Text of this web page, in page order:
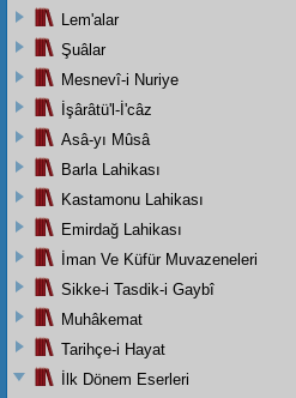
Lem'alar
Şuâlar
Mesnevî-i Nuriye
İşârâtü'l-İ'câz
Asâ-yı Mûsâ
Barla Lahikası
Kastamonu Lahikası
Emirdağ Lahikası
İman Ve Küfür Muvazeneleri
Sikke-i Tasdik-i Gaybî
Muhâkemat
Tarihçe-i Hayat
İlk Dönem Eserleri